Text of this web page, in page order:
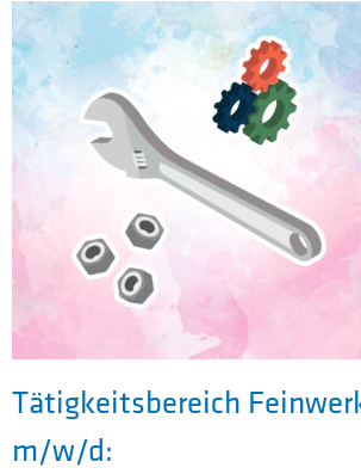
Tätigkeitsbereich
m/w/d: